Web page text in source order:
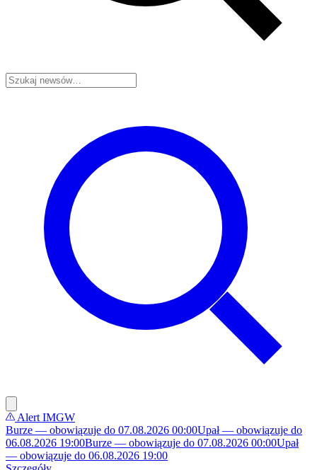
Alert IMGW
Burze — obowiązuje do 07.08.2026 00:00Upał — obowiązuje do
06.08.2026 19:00Burze — obowiązuje do 07.08.2026 00:00Upał
— obowiązuje do 06.08.2026 19:00